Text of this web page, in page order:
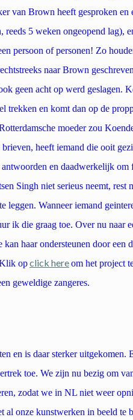
van Brown heeft gesproken en
5 weken ongeopend lag),
persoon of personen! Zo
naar Brown
geen acht op werd geslagen.
trekken en komt dan op de
moeder zou
heeft iemand die ooit
en daadwerkelijk om
Singh niet serieus neemt, rest
leggen. Wanneer iemand
ik die graag toe. Over nu naar
haar ondersteunen door een
opclick hereom het project
geweldige zangeres.
en is daar sterker uitgekomen.
toe. We zijn nu bezig om
zodat we in NL niet weer
onze kunstwerken in beeld te